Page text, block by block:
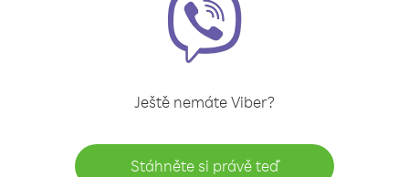
Ještě nemáte Viber?
Stáhněte si právě teď